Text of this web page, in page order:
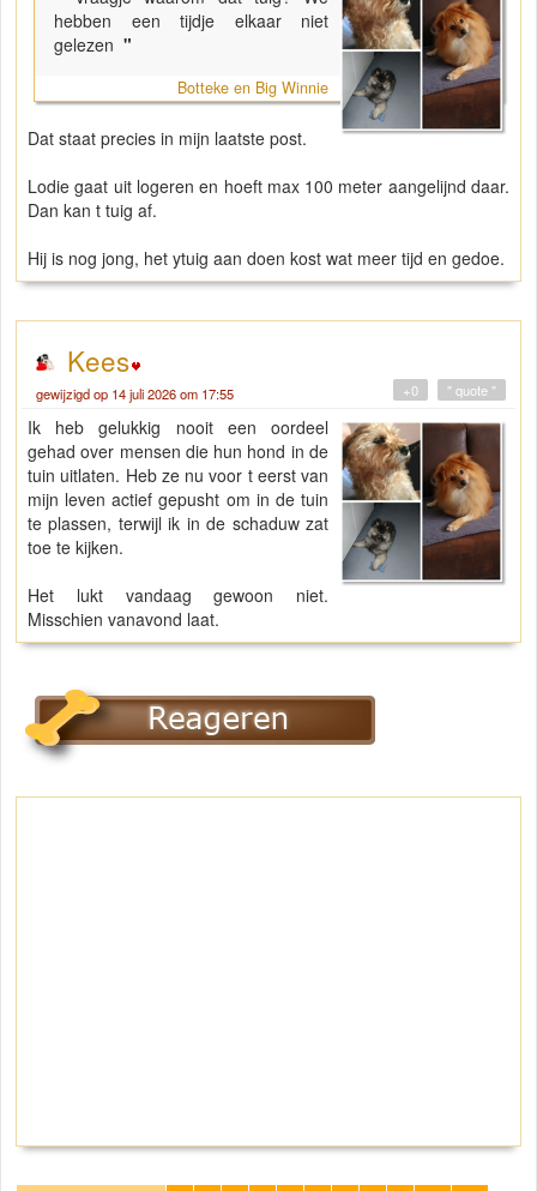
hebben een tijdje elkaar niet
gelezen "
Botteke en Big Winnie
Dat staat precies in mijn laatste post.
Lodie gaat uit logeren en hoeft max 100 meter aangelijnd daar.
Dan kan t tuig af.
Hij is nog jong, het ytuig aan doen kost wat meer tijd en gedoe.
Kees
gewijzigd op 14 juli 2026 om 17:55 " quote "
+0
Ik heb gelukkig nooit een oordeel
gehad over mensen die hun hond in de
tuin uitlaten. Heb ze nu voor t eerst van
mijn leven actief gepusht om in de tuin
te plassen, terwijl ik in de schaduw zat
toe te kijken.
Het lukt vandaag gewoon niet.
Misschien vanavond laat.